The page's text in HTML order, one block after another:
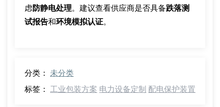
虑防静电处理。建议查看供应商是否具备跌落测
试报告和环境模拟认证。
分类： 未分类
标签： 工业包装方案 电力设备定制 配电保护装置